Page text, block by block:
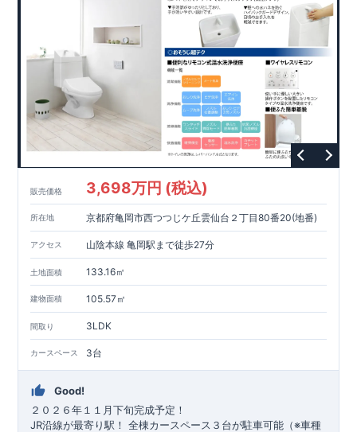
販売価格 3,698万円 (税込)
所在地 京都府亀岡市西つつじケ丘雲仙台２丁目80番20(地番)
アクセス 山陰本線 亀岡駅まで徒歩27分
土地面積 133.16㎡
建物面積 105.57㎡
間取り 3LDK
カースペース 3台
Good!
２０２６年１１月下旬完成予定！
​JR沿線が最寄り駅！ 全棟​カースペース３台が駐車可能（※車種